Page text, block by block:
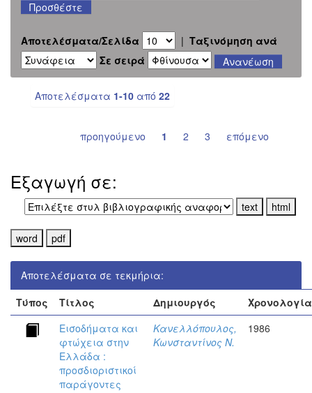
Αποτελέσματα/Σελίδα | Ταξινόμηση ανά
Σε σειρά
Αποτελέσματα 1-10 από 22
προηγούμενο 1 2 3 επόμενο
Εξαγωγή σε:
Αποτελέσματα σε τεκμήρια:
Τύπος
Τίτλος Δημιουργός
Χρονολογία
Εισοδήματα και
φτώχεια στην
Ελλάδα :
προσδιοριστικοί
παράγοντες
Κανελλόπουλος,
Κωνσταντίνος Ν.
1986